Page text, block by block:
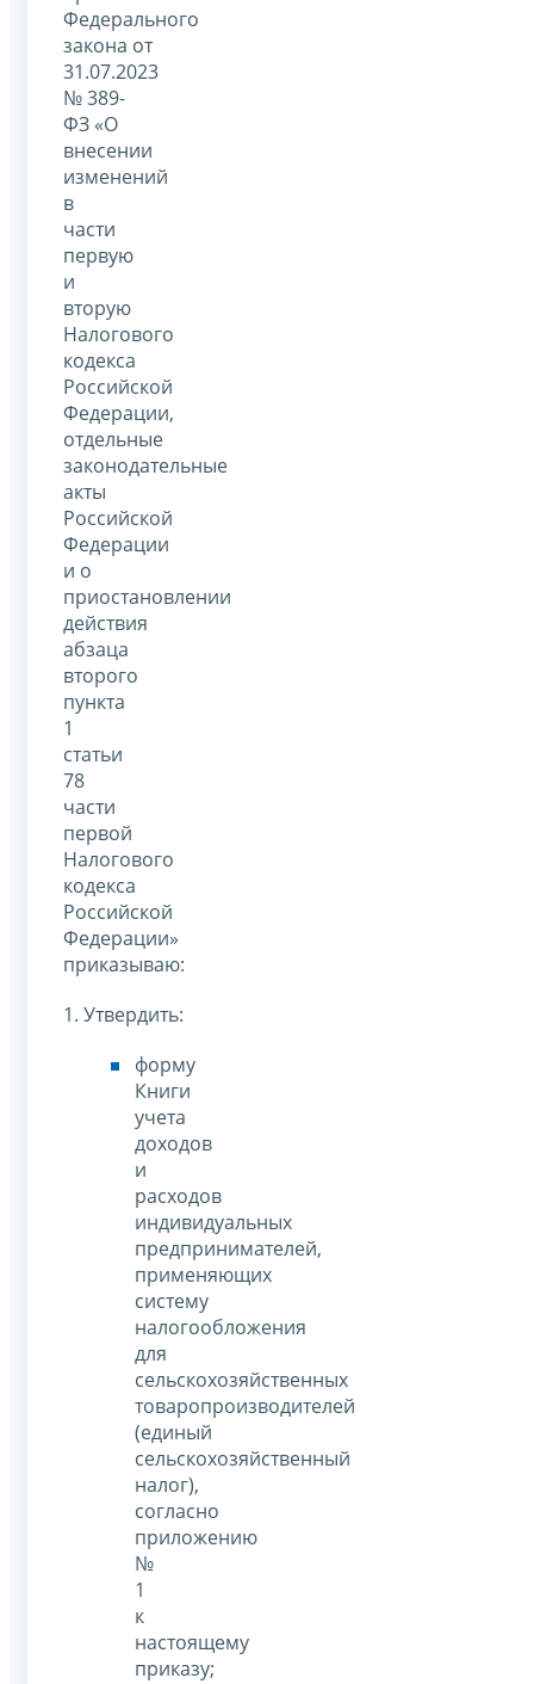
Федерального
закона от
31.07.2023
№ 389-
ФЗ «О
внесении
изменений
в
части
первую
и
вторую
Налогового
кодекса
Российской
Федерации,
отдельные
законодательные
акты
Российской
Федерации
и о
приостановлении
действия
абзаца
второго
пункта
1
статьи
78
части
первой
Налогового
кодекса
Российской
Федерации»
приказываю:
1. Утвердить:
форму
Книги
учета
доходов
и
расходов
индивидуальных
предпринимателей,
применяющих
систему
налогообложения
для
сельскохозяйственных
товаропроизводителей
(единый
сельскохозяйственный
налог),
согласно
приложению
№
1
к
настоящему
приказу;